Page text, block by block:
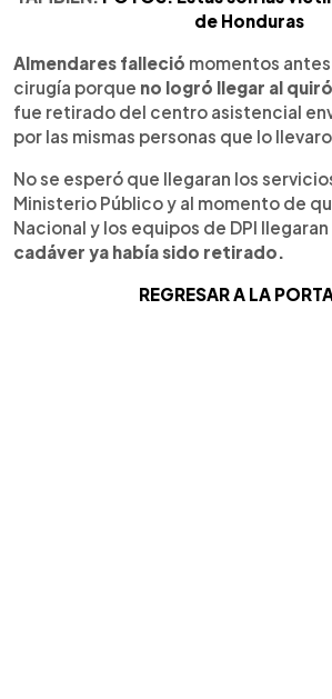
de Honduras
Almendares falleció momentos
cirugía porque no logró llegar al
fue retirado del centro asistencial
por las mismas personas que lo
No se esperó que llegaran los
Ministerio Público y al momento de
Nacional y los equipos de DPI llegaran
cadáver ya había sido retirado.
REGRESAR A LA